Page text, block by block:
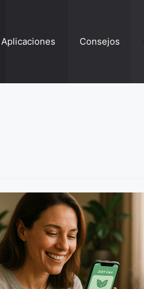
Aplicaciones Consejos